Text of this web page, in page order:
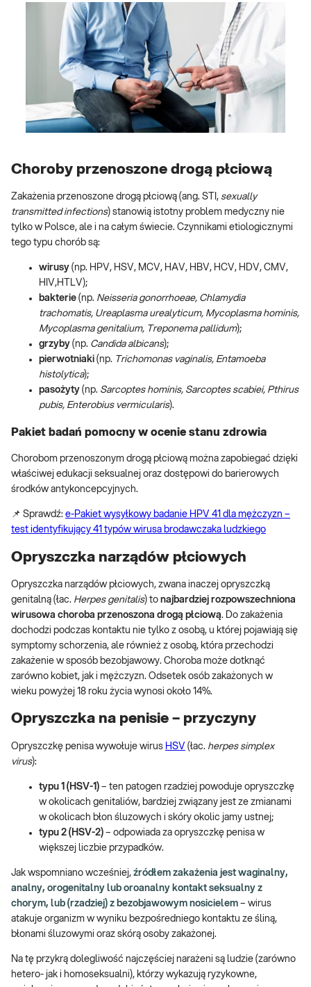
Choroby przenoszone drogą płciową
Zakażenia przenoszone drogą płciową (ang. STI, sexually
transmitted infections) stanowią istotny problem medyczny nie
tylko w Polsce, ale i na całym świecie. Czynnikami etiologicznymi
tego typu chorób są:
wirusy (np. HPV, HSV, MCV, HAV, HBV, HCV, HDV, CMV,
HIV,HTLV);
bakterie (np. Neisseria gonorrhoeae, Chlamydia
trachomatis, Ureaplasma urealyticum, Mycoplasma hominis,
Mycoplasma genitalium, Treponema pallidum);
grzyby (np. Candida albicans);
pierwotniaki (np. Trichomonas vaginalis, Entamoeba
histolytica);
pasożyty (np. Sarcoptes hominis, Sarcoptes scabiei, Pthirus
pubis, Enterobius vermicularis).
Pakiet badań pomocny w ocenie stanu zdrowia
Chorobom przenoszonym drogą płciową można zapobiegać dzięki
właściwej edukacji seksualnej oraz dostępowi do barierowych
środków antykoncepcyjnych.
📌 Sprawdź: e-Pakiet wysyłkowy badanie HPV 41 dla mężczyzn –
test identyfikujący 41 typów wirusa brodawczaka ludzkiego
Opryszczka narządów płciowych
Opryszczka narządów płciowych, zwana inaczej opryszczką
genitalną (łac. Herpes genitalis) to najbardziej rozpowszechniona
wirusowa choroba przenoszona drogą płciową. Do zakażenia
dochodzi podczas kontaktu nie tylko z osobą, u której pojawiają się
symptomy schorzenia, ale również z osobą, która przechodzi
zakażenie w sposób bezobjawowy. Choroba może dotknąć
zarówno kobiet, jak i mężczyzn. Odsetek osób zakażonych w
wieku powyżej 18 roku życia wynosi około 14%.
Opryszczka na penisie – przyczyny
Opryszczkę penisa wywołuje wirus HSV (łac. herpes simplex
virus):
typu 1 (HSV-1) – ten patogen rzadziej powoduje opryszczkę
w okolicach genitaliów, bardziej związany jest ze zmianami
w okolicach błon śluzowych i skóry okolic jamy ustnej;
typu 2 (HSV-2) – odpowiada za opryszczkę penisa w
większej liczbie przypadków.
Jak wspomniano wcześniej, źródłem zakażenia jest waginalny,
analny, orogenitalny lub oroanalny kontakt seksualny z
chorym, lub (rzadziej) z bezobjawowym nosicielem – wirus
atakuje organizm w wyniku bezpośredniego kontaktu ze śliną,
błonami śluzowymi oraz skórą osoby zakażonej.
Na tę przykrą dolegliwość najczęściej narażeni są ludzie (zarówno
hetero- jak i homoseksualni), którzy wykazują ryzykowne,